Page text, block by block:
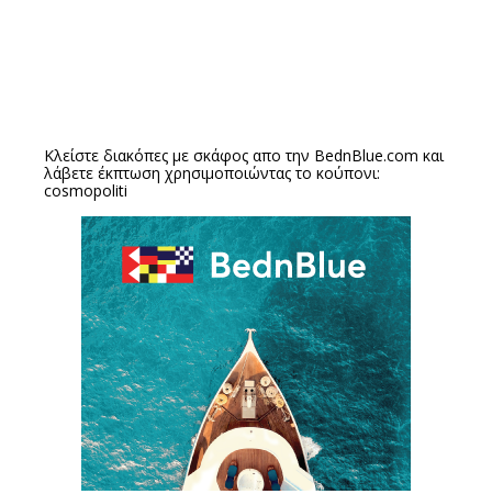
Κλείστε διακόπες με σκάφος απο την BednBlue.com και
λάβετε έκπτωση χρησιμοποιώντας το κούπονι:
cosmopoliti